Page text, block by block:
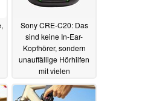
Sony CRE-C20: Das
sind keine In-Ear-
Kopfhörer, sondern
unauffällige Hörhilfen
mit vielen
29.08.2024